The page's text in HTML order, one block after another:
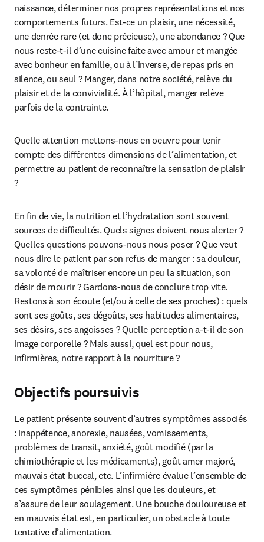
naissance, déterminer nos propres représentations et nos
comportements futurs. Est-ce un plaisir, une nécessité,
une denrée rare (et donc précieuse), une abondance ? Que
nous reste-t-il d’une cuisine faite avec amour et mangée
avec bonheur en famille, ou à l’inverse, de repas pris en
silence, ou seul ? Manger, dans notre société, relève du
plaisir et de la convivialité. À l’hôpital, manger relève
parfois de la contrainte.
Quelle attention mettons-nous en oeuvre pour tenir
compte des différentes dimensions de l’alimentation, et
permettre au patient de reconnaître la sensation de plaisir
?
En fin de vie, la nutrition et l’hydratation sont souvent
sources de difficultés. Quels signes doivent nous alerter ?
Quelles questions pouvons-nous nous poser ? Que veut
nous dire le patient par son refus de manger : sa douleur,
sa volonté de maîtriser encore un peu la situation, son
désir de mourir ? Gardons-nous de conclure trop vite.
Restons à son écoute (et/ou à celle de ses proches) : quels
sont ses goûts, ses dégoûts, ses habitudes alimentaires,
ses désirs, ses angoisses ? Quelle perception a-t-il de son
image corporelle ? Mais aussi, quel est pour nous,
infirmières, notre rapport à la nourriture ?
Objectifs poursuivis
Le patient présente souvent d’autres symptômes associés
: inappétence, anorexie, nausées, vomissements,
problèmes de transit, anxiété, goût modifié (par la
chimiothérapie et les médicaments), goût amer majoré,
mauvais état buccal, etc. L’infirmière évalue l’ensemble de
ces symptômes pénibles ainsi que les douleurs, et
s’assure de leur soulagement. Une bouche douloureuse et
en mauvais état est, en particulier, un obstacle à toute
tentative d’alimentation.